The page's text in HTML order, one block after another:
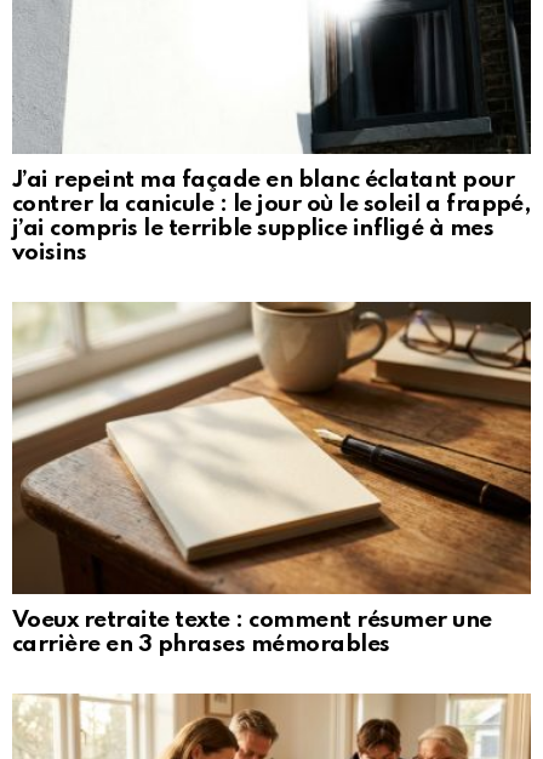
J’ai repeint ma façade en blanc éclatant pour
contrer la canicule : le jour où le soleil a frappé,
j’ai compris le terrible supplice infligé à mes
voisins
Voeux retraite texte : comment résumer une
carrière en 3 phrases mémorables